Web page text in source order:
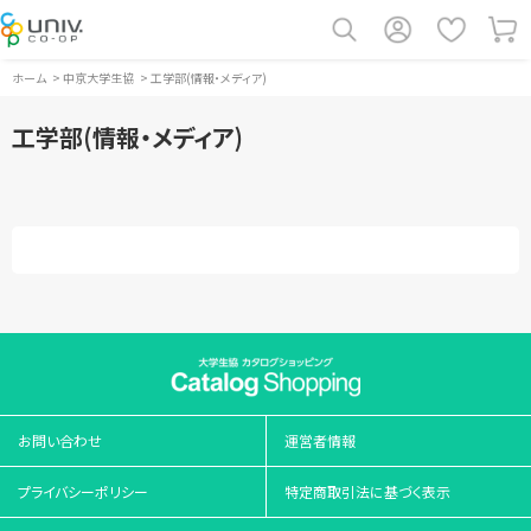
ホーム > 中京大学生協 > 工学部(情報・メディア)
工学部(情報・メディア)
お問い合わせ 運営者情報
プライバシーポリシー 特定商取引法に基づく表示